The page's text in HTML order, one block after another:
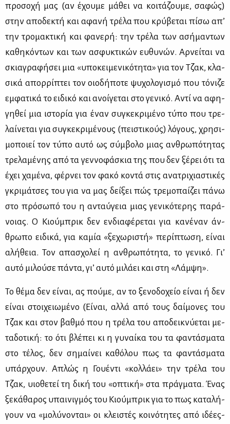
προ­σο­χή μας (αν έχου­με μά­θει να κοι­τά­ζου­με, σα­φώς)
στην απο­δε­κτή και αφα­νή τρέ­λα που κρύ­βε­ται πί­σω απ’
την τρο­μα­κτι­κή και φα­νε­ρή: την τρέ­λα των ασή­μα­ντων
κα­θη­κό­ντων και των ασφυ­κτι­κών ευ­θυ­νών. Αρ­νεί­ται να
σκια­γρα­φή­σει μια «υπο­κει­με­νι­κό­τη­τα» για τον Τζακ, κλα­
σι­κά απορ­ρί­πτει τον οιο­δή­πο­τε ψυ­χο­λο­γι­σμό που τό­νι­ζε
εμ­φα­τι­κά το ει­δι­κό και ανοί­γε­ται στο γε­νι­κό. Αντί να αφη­
γη­θεί μια ιστο­ρία για έναν συ­γκε­κρι­μέ­νο τύ­πο που τρε­
λαί­νε­ται για συ­γκε­κρι­μέ­νους (πει­στι­κούς) λό­γους, χρη­σι­
μο­ποιεί τον τύ­πο αυ­τό ως σύμ­βο­λο μιας αν­θρω­πό­τη­τας
τρε­λα­μέ­νης από τα γεν­νο­φά­σκια της που δεν ξέ­ρει ότι τα
έχει χα­μέ­να, φέρ­νει τον φα­κό κο­ντά στις ανα­τρι­χια­στι­κές
γκρι­μά­τσες του για να μας δεί­ξει πώς τρε­μο­παί­ζει πά­νω
στο πρό­σω­πό του η ανταύ­γεια μιας γε­νι­κό­τε­ρης πα­ρά­
νοιας. Ο Κιού­μπρικ δεν εν­δια­φέ­ρε­ται για κα­νέ­ναν άν­
θρω­πο ει­δι­κά, για κα­μία «ξε­χω­ρι­στή» πε­ρί­πτω­ση, εί­ναι
αλή­θεια. Τον απα­σχο­λεί η αν­θρω­πό­τη­τα, το γε­νι­κό. Γι’
αυ­τό μι­λού­σε πά­ντα, γι’ αυ­τό μι­λά­ει και στη «Λάμ­ψη».
Το θέ­μα δεν εί­ναι, ας πού­με, αν το ξε­νο­δο­χείο εί­ναι ή δεν
εί­ναι στοι­χειω­μέ­νο (Εί­ναι, αλ­λά από τους δαί­μο­νες του
Τζακ και στον βαθ­μό που η τρέ­λα του απο­δει­κνύ­ε­ται με­
τα­δο­τι­κή: το ότι βλέ­πει κι η γυ­ναί­κα του τα φα­ντά­σμα­τα
στο τέ­λος, δεν ση­μαί­νει κα­θό­λου πως τα φα­ντά­σμα­τα
υπάρ­χουν. Απλώς η Γου­έ­ντι «κολ­λά­ει» την τρέ­λα του
Τζακ, υιο­θε­τεί τη δι­κή του «οπτι­κή» στα πράγ­μα­τα. Ένας
ξε­κά­θα­ρος υπαι­νιγ­μός του Κιού­μπρικ για το πως κα­τα­λή­
γουν να «μο­λύ­νο­νται» οι κλει­στές κοι­νό­τη­τες από ιδέ­ες-